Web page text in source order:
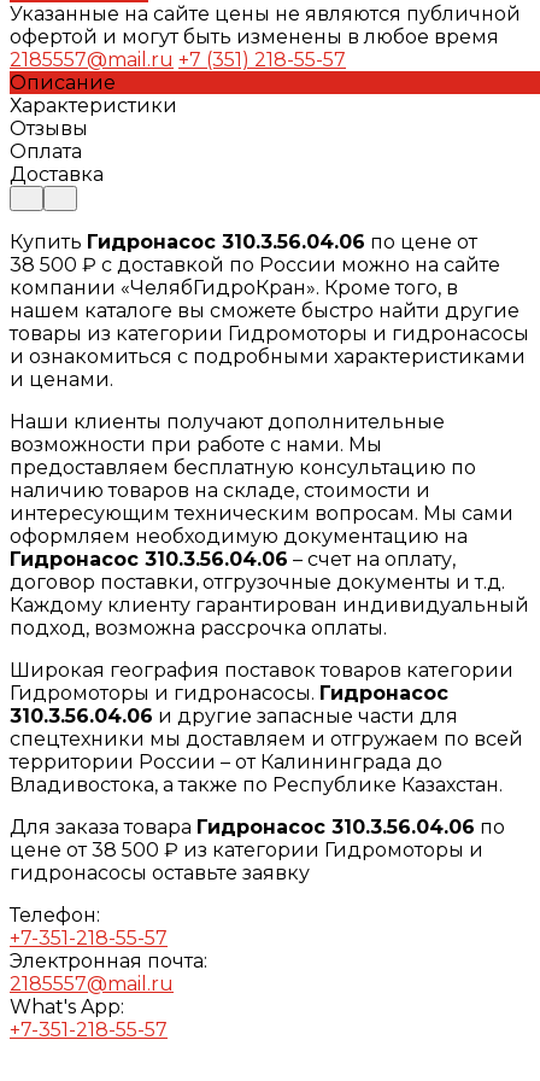
Указанные на сайте цены не являются публичной
офертой и могут быть изменены в любое время
2185557@mail.ru +7 (351) 218-55-57
Описание
Характеристики
Отзывы
Оплата
Доставка
Купить Гидронасос 310.3.56.04.06 по цене от
38 500 ₽ с доставкой по России можно на сайте
компании «ЧелябГидроКран». Кроме того, в
нашем каталоге вы сможете быстро найти другие
товары из категории Гидромоторы и гидронасосы
и ознакомиться с подробными характеристиками
и ценами.
Наши клиенты получают дополнительные
возможности при работе с нами. Мы
предоставляем бесплатную консультацию по
наличию товаров на складе, стоимости и
интересующим техническим вопросам. Мы сами
оформляем необходимую документацию на
Гидронасос 310.3.56.04.06 – счет на оплату,
договор поставки, отгрузочные документы и т.д.
Каждому клиенту гарантирован индивидуальный
подход, возможна рассрочка оплаты.
Широкая география поставок товаров категории
Гидромоторы и гидронасосы. Гидронасос
310.3.56.04.06 и другие запасные части для
спецтехники мы доставляем и отгружаем по всей
территории России – от Калининграда до
Владивостока, а также по Республике Казахстан.
Для заказа товара Гидронасос 310.3.56.04.06 по
цене от 38 500 ₽ из категории Гидромоторы и
гидронасосы оставьте заявку
Телефон:
+7-351-218-55-57
Электронная почта:
2185557@mail.ru
What's App:
+7-351-218-55-57